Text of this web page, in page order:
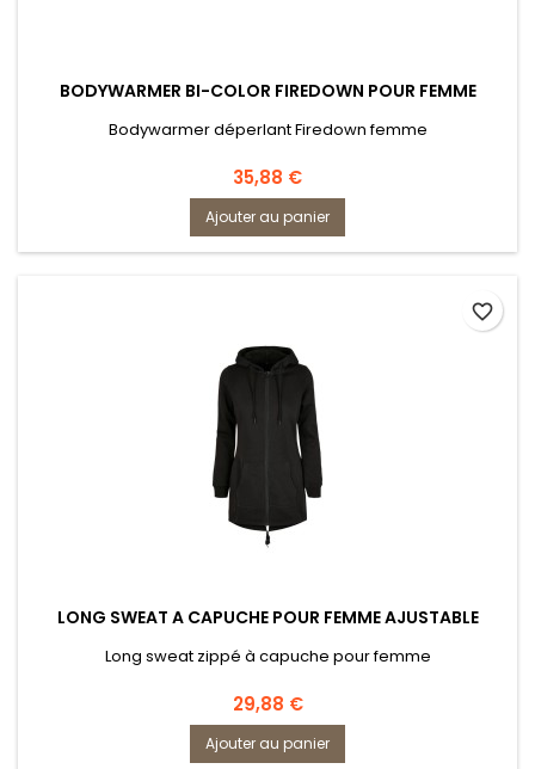
BODYWARMER BI-COLOR FIREDOWN POUR FEMME
Bodywarmer déperlant Firedown femme
Prix
35,88 €
Ajouter au panier
LONG SWEAT A CAPUCHE POUR FEMME AJUSTABLE
Long sweat zippé à capuche pour femme
Prix
29,88 €
Ajouter au panier
favorite_border